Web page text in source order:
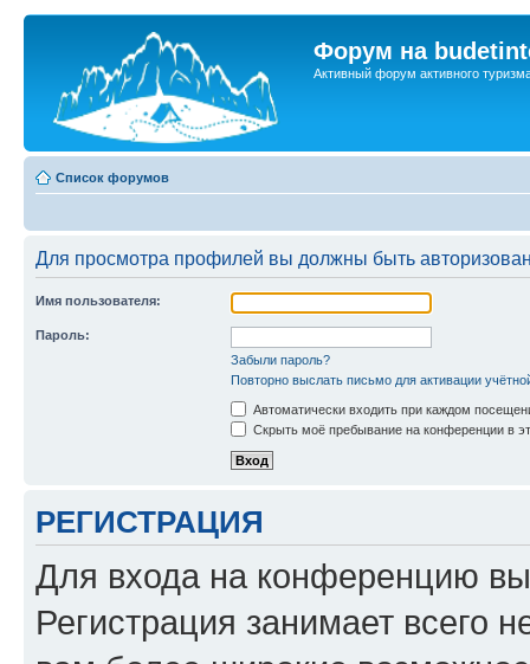
Форум на
Активный форум активного
Список форумов
Для просмотра профилей вы должны быть
Имя пользователя:
Пароль:
Забыли пароль?
Повторно выслать письмо для активации
Автоматически входить при каждом
Скрыть моё пребывание на конференции в
РЕГИСТРАЦИЯ
Для входа на конференцию
Регистрация занимает всего